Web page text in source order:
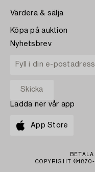
Värdera & sälja
Köpa på auktion
Nyhetsbrev
Ladda ner vår app
App Store
COPYRIGHT